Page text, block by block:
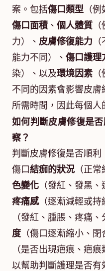
案。包括傷口類型 （
傷口面積、 個人體質
力）、 皮膚修復能力
能力不同）、 傷口護理
染）、以及環境因素
不同的因素會影響皮
所需時間，因此每個人
如何判斷皮膚修復是
察？
判斷皮膚修復是否順
傷口結痂的狀況 （正
色變化 （發紅、發黑
疼痛感（逐漸減輕或持
（發紅、腫脹、疼痛
度 （傷口逐漸縮小、
（是否出現疤痕、疤
以幫助判斷護理是否